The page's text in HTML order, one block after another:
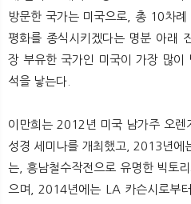
방문한 국가는 미국으로, 총 10차
평화를 종식시키겠다는 명분 아래
장 부유한 국가인 미국이 가장 많이
석을 낳는다.
이만희는 2012년 미국 남가주 오렌
성경 세미나를 개최했고, 2013년에
는, 흥남철수작전으로 유명한 빅토
으며, 2014년에는 LA 카슨시로부